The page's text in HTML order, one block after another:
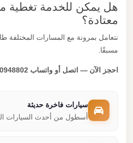
هل يمكن للخدمة تغطية
معتادة؟
نتعامل بمرونة مع المسارات المختلفة
مسبقًا.
احجز الآن — اتصل أو واتساب 01000948802.
سيارات فاخرة حديثة
أسطول من أحدث السيارات